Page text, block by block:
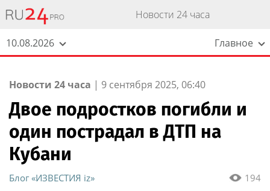
Новости 24 часа
10.08.2026 Главное
Новости 24 часа | 9 сентября 2025, 06:40
Двое подростков погибли и
один пострадал в ДТП на
Кубани
194
Блог «ИЗВЕСТИЯ iz»